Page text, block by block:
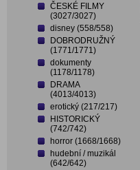
ČESKÉ FILMY
(3027/3027)
disney (558/558)
DOBRODRUŽNÝ
(1771/1771)
dokumenty
(1178/1178)
DRAMA
(4013/4013)
erotický (217/217)
HISTORICKÝ
(742/742)
horror (1668/1668)
hudební / muzikál
(642/642)